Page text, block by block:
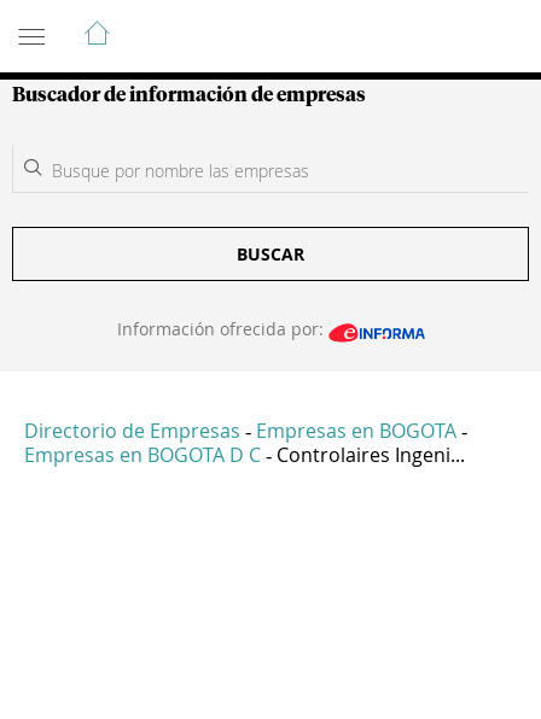
Guía de Empresas Colombianas
Buscador de información de empresas
BUSCAR
Información ofrecida por:
Directorio de Empresas - Empresas en BOGOTA -
Empresas en BOGOTA D C - Controlaires Ingeni...